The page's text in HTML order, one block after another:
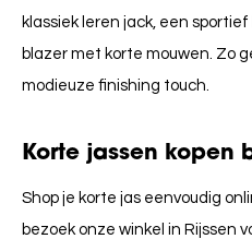
klassiek leren jack, een
blazer met korte mouwen. Zo
modieuze finishing touch.
Korte jassen kopen
Shop je korte jas eenvoudig
bezoek onze winkel in Rijssen